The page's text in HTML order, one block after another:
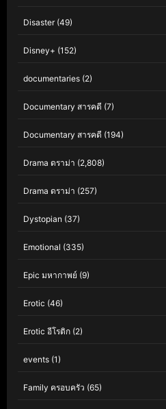
Disaster(49)
Disney+ (152)
documentaries (2)
Documentary สารคดี (7)
Documentary สารคดี (194)
Drama ดราม่า (2,808)
Drama ดราม่า (257)
Dystopian (37)
Emotional (335)
Epic มหากาพย์ (9)
Erotic (46)
Erotic อีโรติก (2)
events (1)
Family ครอบครัว (65)